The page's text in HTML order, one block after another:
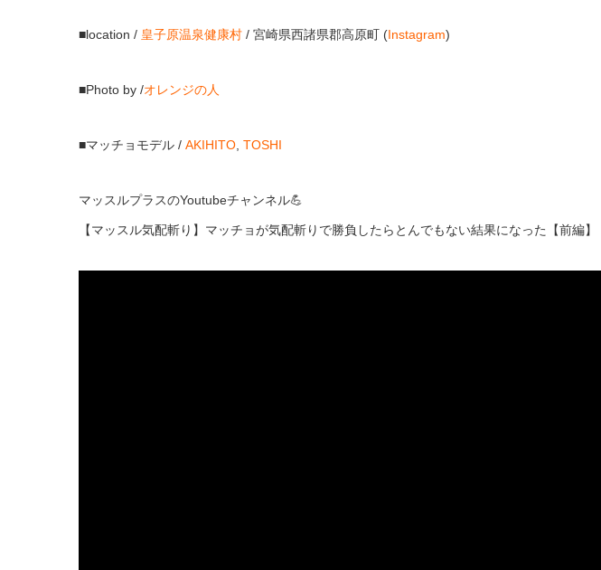
■location / 皇子原温泉健康村 / 宮崎県西諸県郡高原町 (Instagram)
■Photo by /オレンジの人
■マッチョモデル / AKIHITO TOSHI
マッスルプラスのYoutubeチャンネル💪
【マッスル気配斬り】マッチョが気配斬りで勝負したらとんでもない結果になった【前編】